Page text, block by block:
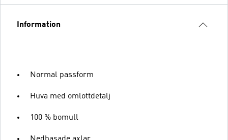
Information
Normal passform
Huva med omlottdetalj
100 % bomull